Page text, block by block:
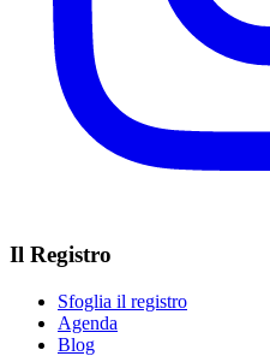
Il Registro
Sfoglia il registro
Agenda
Blog